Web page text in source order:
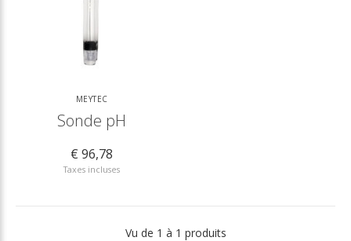
MEYTEC
Sonde pH
€ 96,78
Taxes incluses
Vu de 1 à 1 produits